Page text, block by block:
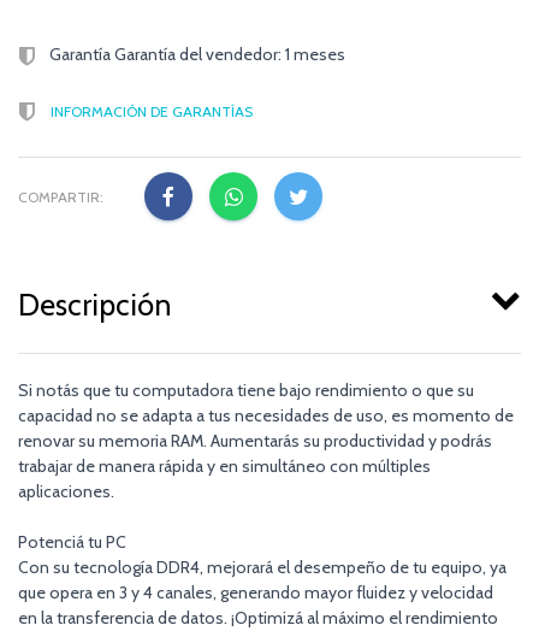
Garantía Garantía del vendedor: 1 meses
INFORMACIÓN DE GARANTÍAS
COMPARTIR:
Descripción
Si notás que tu computadora tiene bajo rendimiento o que su
capacidad no se adapta a tus necesidades de uso, es momento de
renovar su memoria RAM. Aumentarás su productividad y podrás
trabajar de manera rápida y en simultáneo con múltiples
aplicaciones.
Potenciá tu PC
Con su tecnología DDR4, mejorará el desempeño de tu equipo, ya
que opera en 3 y 4 canales, generando mayor fluidez y velocidad
en la transferencia de datos. ¡Optimizá al máximo el rendimiento